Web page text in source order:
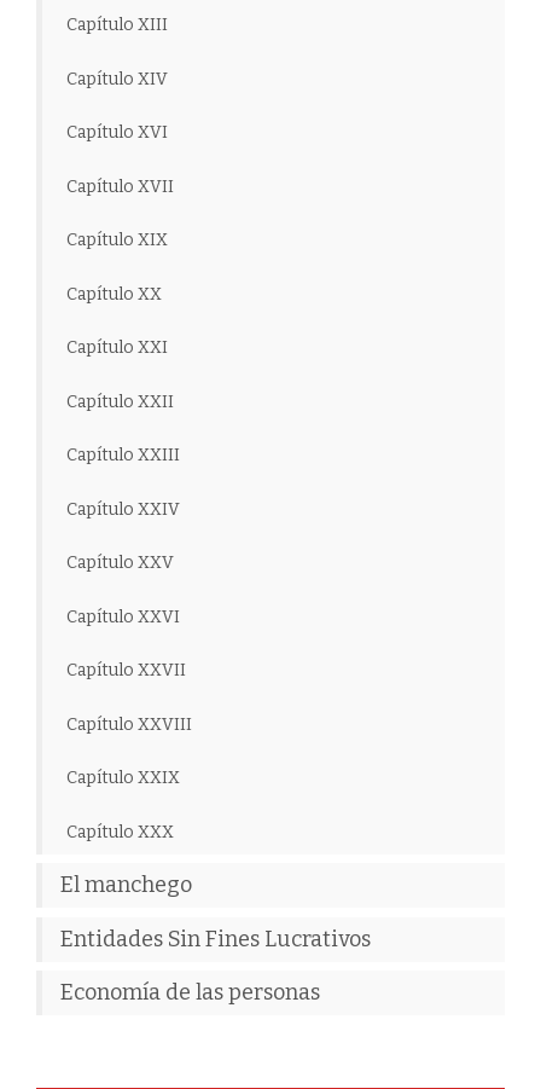
Capítulo XIII
Capítulo XIV
Capítulo XVI
Capítulo XVII
Capítulo XIX
Capítulo XX
Capítulo XXI
Capítulo XXII
Capítulo XXIII
Capítulo XXIV
Capítulo XXV
Capítulo XXVI
Capítulo XXVII
Capítulo XXVIII
Capítulo XXIX
Capítulo XXX
El manchego
Entidades Sin Fines Lucrativos
Economía de las personas